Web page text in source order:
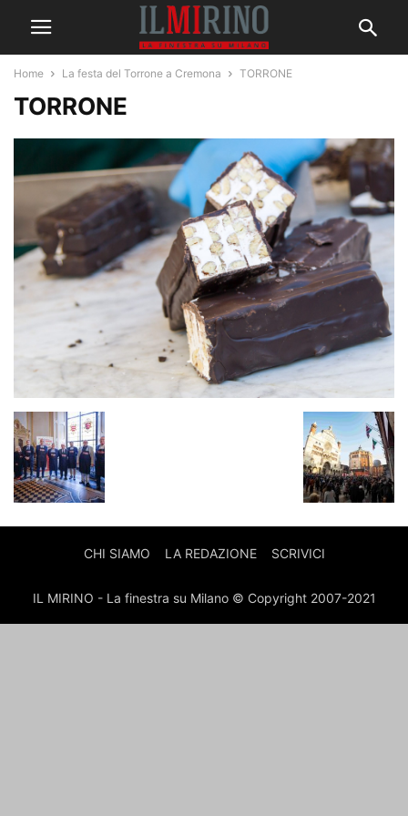
Home La festa del Torrone a Cremona TORRONE
TORRONE
CHI SIAMO LA REDAZIONE SCRIVICI
IL MIRINO - La finestra su Milano © Copyright 2007-2021